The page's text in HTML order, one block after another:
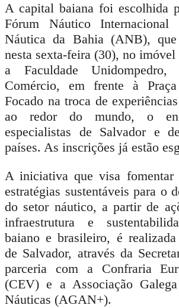
A capital baiana foi escolhida
Fórum Náutico Internacional
Náutica da Bahia (ANB), que
nesta sexta-feira (30), no
a Faculdade
Comércio, em frente à
Focado na troca de
ao redor do mundo, o
especialistas de Salvador e
países. As inscrições já estão
A iniciativa que visa fomentar
estratégias sustentáveis para o
do setor náutico, a partir de
infraestrutura e
baiano e brasileiro, é
de Salvador, através da
parceria com a Confraria
(CEV) e a Associação
Náuticas (AGAN+).